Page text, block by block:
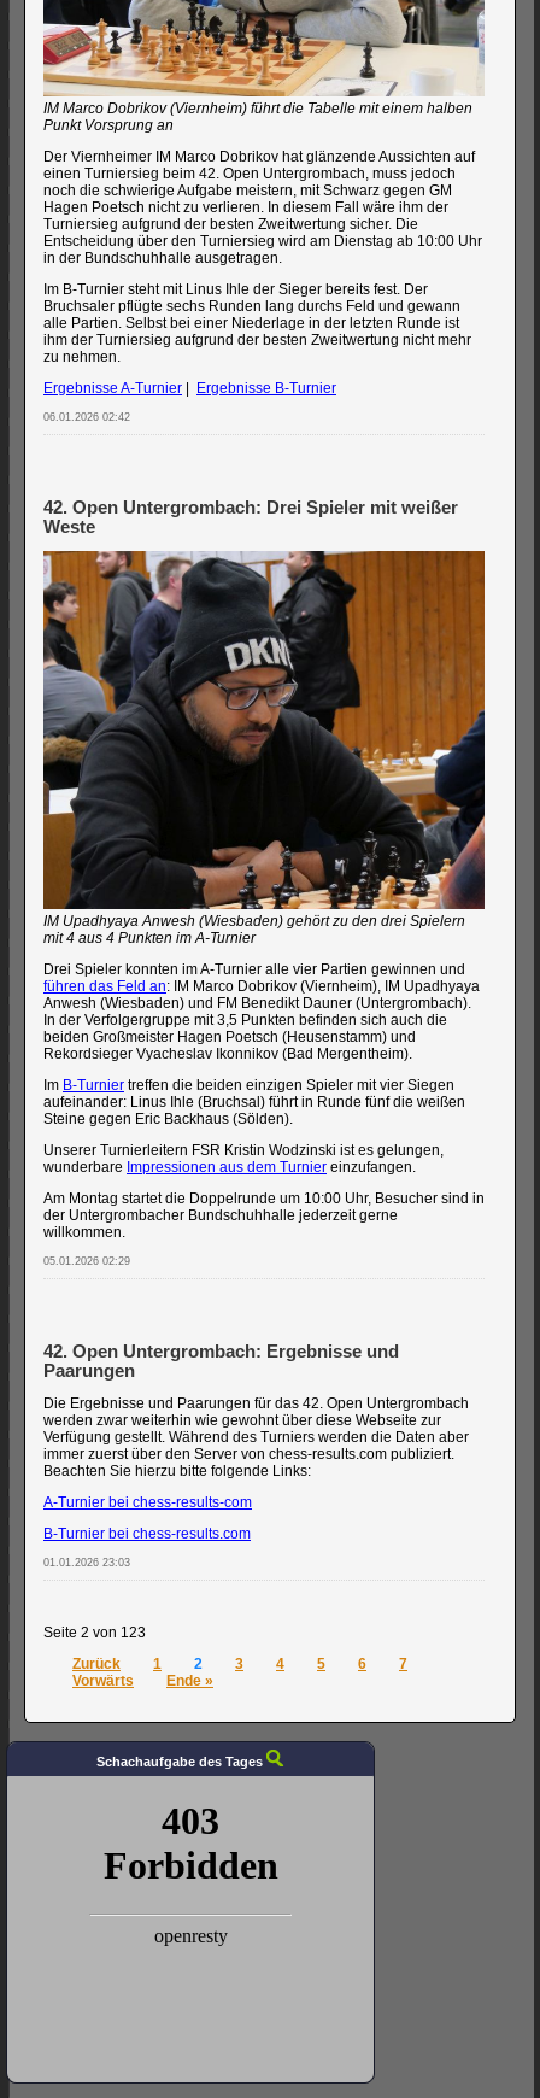
IM Marco Dobrikov (Viernheim) führt die Tabelle mit einem halben
Punkt Vorsprung an
Der Viernheimer IM Marco Dobrikov hat glänzende Aussichten auf
einen Turniersieg beim 42. Open Untergrombach, muss jedoch
noch die schwierige Aufgabe meistern, mit Schwarz gegen GM
Hagen Poetsch nicht zu verlieren. In diesem Fall wäre ihm der
Turniersieg aufgrund der besten Zweitwertung sicher. Die
Entscheidung über den Turniersieg wird am Dienstag ab 10:00 Uhr
in der Bundschuhhalle ausgetragen.
Im B-Turnier steht mit Linus Ihle der Sieger bereits fest. Der
Bruchsaler pflügte sechs Runden lang durchs Feld und gewann
alle Partien. Selbst bei einer Niederlage in der letzten Runde ist
ihm der Turniersieg aufgrund der besten Zweitwertung nicht mehr
zu nehmen.
Ergebnisse A-Turnier
Ergebnisse B-Turnier
06.01.2026 02:42
42. Open Untergrombach: Drei Spieler mit weißer
Weste
IM Upadhyaya Anwesh (Wiesbaden) gehört zu den drei Spielern
mit 4 aus 4 Punkten im A-Turnier
Drei Spieler konnten im A-Turnier alle vier Partien gewinnen und
führen das Feld an: IM Marco Dobrikov (Viernheim), IM Upadhyaya
Anwesh (Wiesbaden) und FM Benedikt Dauner (Untergrombach).
In der Verfolgergruppe mit 3,5 Punkten befinden sich auch die
beiden Großmeister Hagen Poetsch (Heusenstamm) und
Rekordsieger Vyacheslav Ikonnikov (Bad Mergentheim).
Im B-Turnier treffen die beiden einzigen Spieler mit vier Siegen
aufeinander: Linus Ihle (Bruchsal) führt in Runde fünf die weißen
Steine gegen Eric Backhaus (Sölden).
Unserer Turnierleitern FSR Kristin Wodzinski ist es gelungen,
wunderbare Impressionen aus dem Turnier einzufangen.
Am Montag startet die Doppelrunde um 10:00 Uhr, Besucher sind in
der Untergrombacher Bundschuhhalle jederzeit gerne
willkommen.
05.01.2026 02:29
42. Open Untergrombach: Ergebnisse und
Paarungen
Die Ergebnisse und Paarungen für das 42. Open Untergrombach
werden zwar weiterhin wie gewohnt über diese Webseite zur
Verfügung gestellt. Während des Turniers werden die Daten aber
immer zuerst über den Server von chess-results.com publiziert.
Beachten Sie hierzu bitte folgende Links:
A-Turnier bei chess-results-com
B-Turnier bei chess-results.com
01.01.2026 23:03
Seite 2 von 123
Zurück
1 2 3 4 5 6
7
Vorwärts
Ende »
Schachaufgabe des Tages